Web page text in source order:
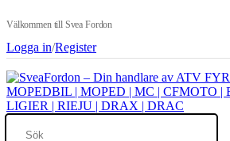
Välkommen till Svea Fordon
Logga in/Register